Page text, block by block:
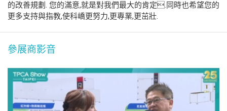
的改善規劃. 您的滿意,就是對我們最大的肯定.同時也希望您的
更多支持與指教,使科嶠更努力,更專業,更茁壯.
參展商影音